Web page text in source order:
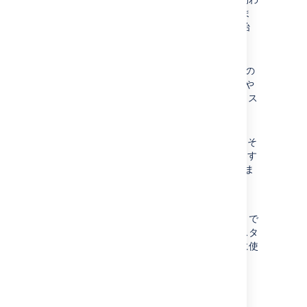
ず)。Jira の課題やリクエストに似ていま
す。オブジェクト タイプに分類して開始
オブジェクト タイプを定義するもの
(オブジェクトが継承する)。フィールドや
カスタム フィールドなど (名前、RAM、ス
ノートパソコンを所有している場合は、そ
のノートパソコンへの参照を持っています
(所有しています)。課題リンクに似ていま
を利用することで
す。基本事項を紹介する、本質的にゼロからスタ
ートする方向けの内容です。時間がなくすぐに使